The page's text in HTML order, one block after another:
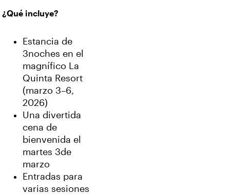
¿Qué incluye?
Estancia de
3noches en el
magnífico La
Quinta Resort
(marzo 3–6,
2026)
Una divertida
cena de
bienvenida el
martes 3de
marzo
Entradas para
varias sesiones